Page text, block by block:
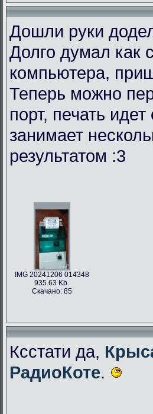
Дошли руки
Долго думал как
компьютера,
Теперь можно
порт, печать
занимает
результатом :3
IMG 20241206 014348
935.63 Kb.
Скачано: 85
Ксстати да,
РадиоКоте.